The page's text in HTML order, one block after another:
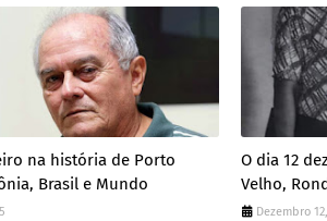
na história de Porto
Brasil e Mundo
O dia 12
Velho,
Dezembro